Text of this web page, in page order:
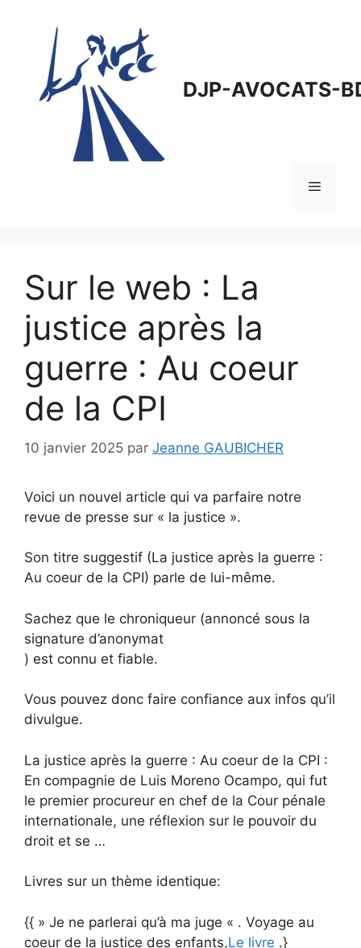
DJP-AVOCATS-
Menu
Sur le web : La
justice après la
guerre : Au coeur
de la CPI
10 janvier 2025 par Jeanne GAUBICHER
Voici un nouvel article qui va parfaire notre
revue de presse sur « la justice ».
Son titre suggestif (La justice après la guerre :
Au coeur de la CPI) parle de lui-même.
Sachez que le chroniqueur (annoncé sous la
signature d’anonymat
) est connu et fiable.
Vous pouvez donc faire confiance aux infos qu’il
divulgue.
La justice après la guerre : Au coeur de la CPI :
En compagnie de Luis Moreno Ocampo, qui fut
le premier procureur en chef de la Cour pénale
internationale, une réflexion sur le pouvoir du
droit et se …
Livres sur un thème identique:
{{ » Je ne parlerai qu’à ma juge « . Voyage au
coeur de la justice des enfants,Le livre .}